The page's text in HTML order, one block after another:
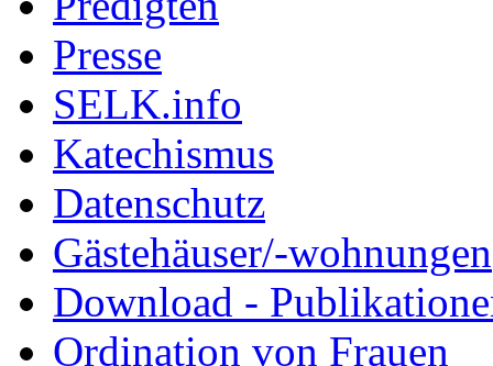
Presse
SELK.info
Katechismus
Datenschutz
Gästehäuser/-wohnungen
Download -
Ordination von Frauen